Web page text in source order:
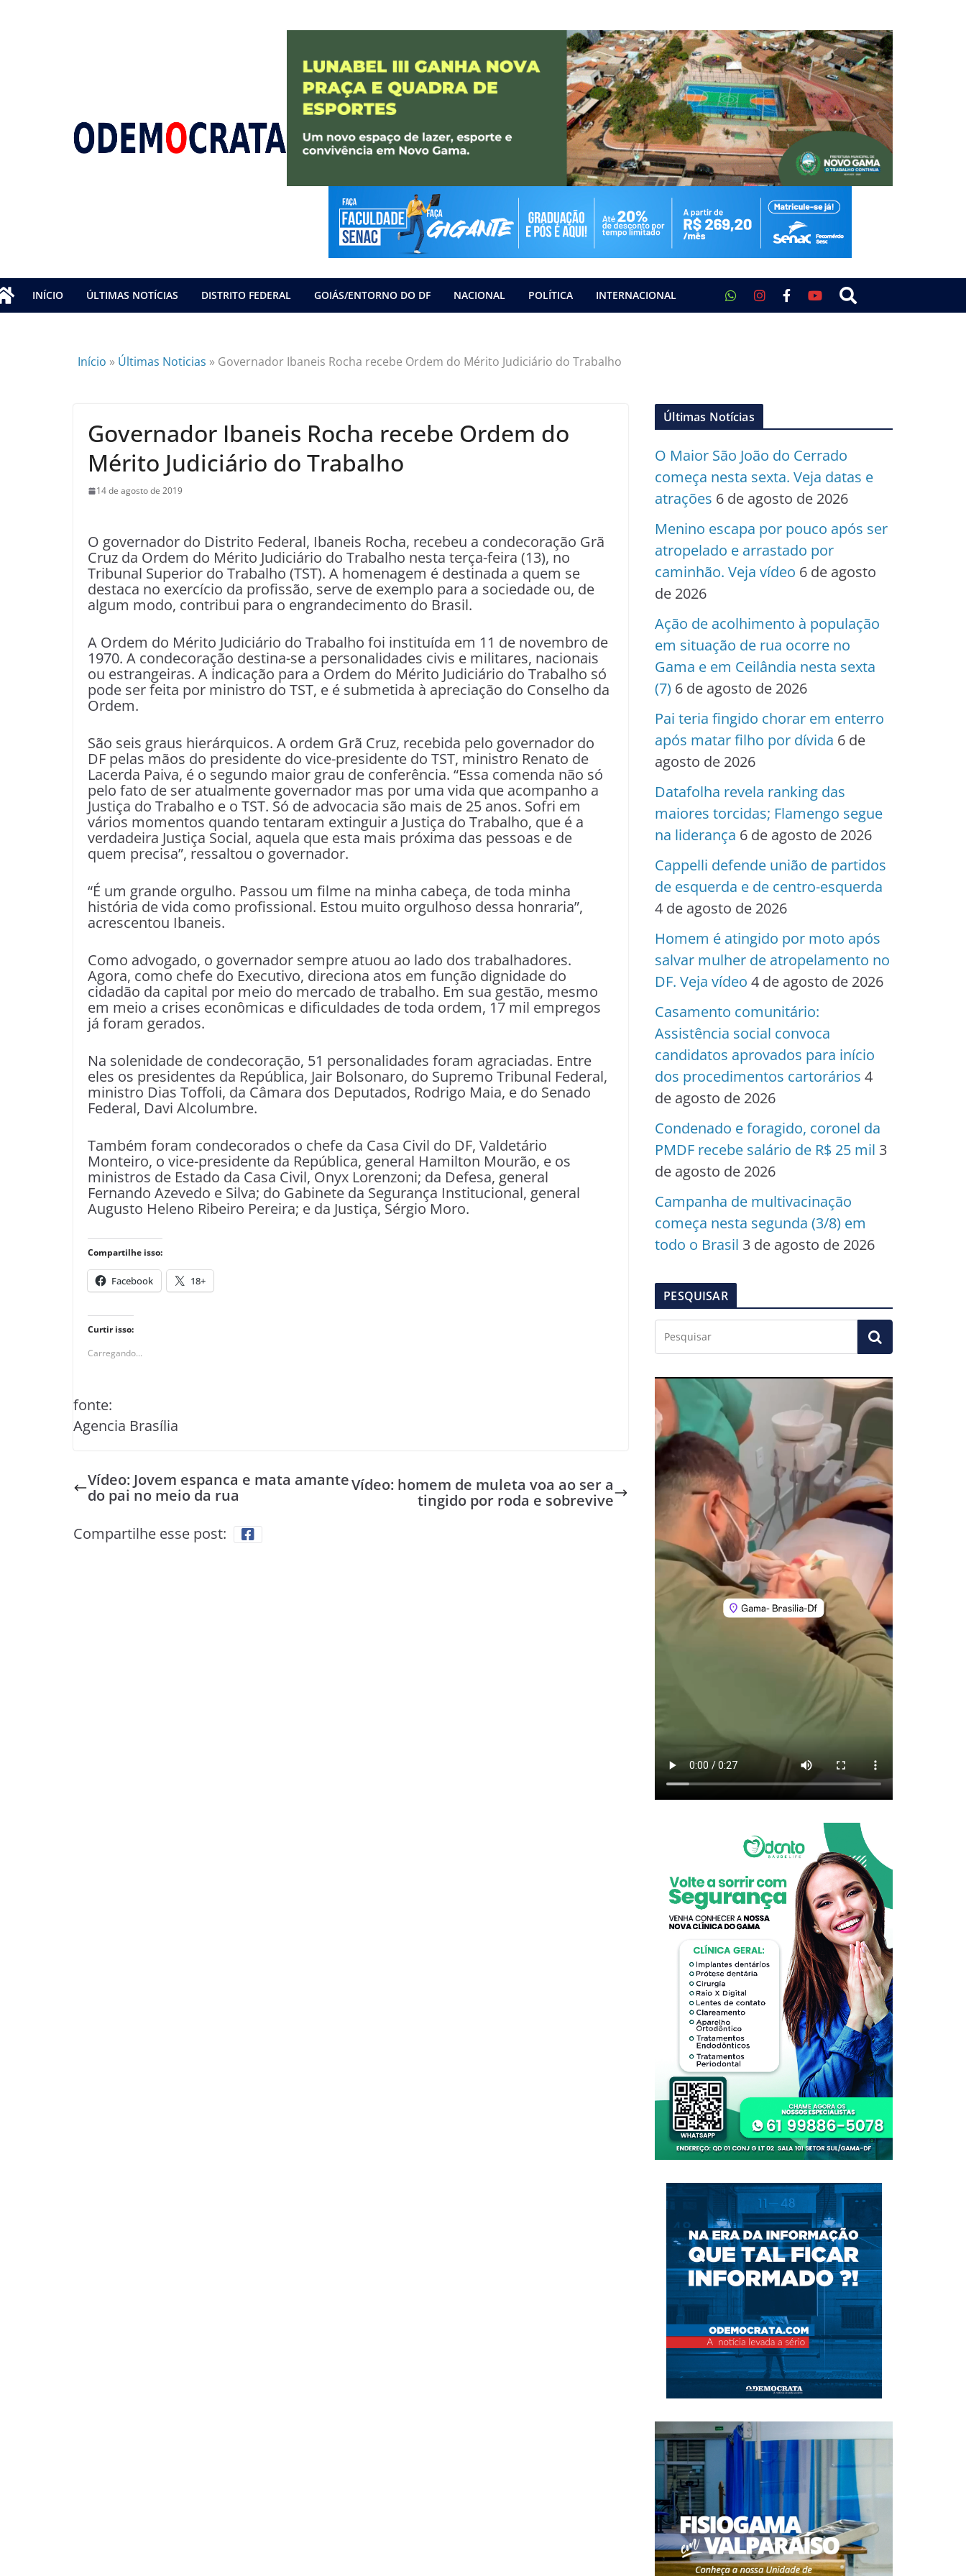
INÍCIO ÚLTIMAS NOTÍCIAS DISTRITO FEDERAL GOIÁS/ENTORNO DO DF NACIONAL POLÍTICA INTERNACIONAL
Início » Últimas Noticias » Governador Ibaneis Rocha recebe Ordem do Mérito Judiciário do Trabalho
Governador Ibaneis Rocha recebe Ordem do
Mérito Judiciário do Trabalho
14 de agosto de 2019
O governador do Distrito Federal, Ibaneis Rocha, recebeu a condecoração Grã
Cruz da Ordem do Mérito Judiciário do Trabalho nesta terça-feira (13), no
Tribunal Superior do Trabalho (TST). A homenagem é destinada a quem se
destaca no exercício da profissão, serve de exemplo para a sociedade ou, de
algum modo, contribui para o engrandecimento do Brasil.
A Ordem do Mérito Judiciário do Trabalho foi instituída em 11 de novembro de
1970. A condecoração destina-se a personalidades civis e militares, nacionais
ou estrangeiras. A indicação para a Ordem do Mérito Judiciário do Trabalho só
pode ser feita por ministro do TST, e é submetida à apreciação do Conselho da
Ordem.
São seis graus hierárquicos. A ordem Grã Cruz, recebida pelo governador do
DF pelas mãos do presidente do vice-presidente do TST, ministro Renato de
Lacerda Paiva, é o segundo maior grau de conferência. “Essa comenda não só
pelo fato de ser atualmente governador mas por uma vida que acompanho a
Justiça do Trabalho e o TST. Só de advocacia são mais de 25 anos. Sofri em
vários momentos quando tentaram extinguir a Justiça do Trabalho, que é a
verdadeira Justiça Social, aquela que esta mais próxima das pessoas e de
quem precisa”, ressaltou o governador.
“É um grande orgulho. Passou um filme na minha cabeça, de toda minha
história de vida como profissional. Estou muito orgulhoso dessa honraria”,
acrescentou Ibaneis.
Como advogado, o governador sempre atuou ao lado dos trabalhadores.
Agora, como chefe do Executivo, direciona atos em função dignidade do
cidadão da capital por meio do mercado de trabalho. Em sua gestão, mesmo
em meio a crises econômicas e dificuldades de toda ordem, 17 mil empregos
já foram gerados.
Na solenidade de condecoração, 51 personalidades foram agraciadas. Entre
eles os presidentes da República, Jair Bolsonaro, do Supremo Tribunal Federal,
ministro Dias Toffoli, da Câmara dos Deputados, Rodrigo Maia, e do Senado
Federal, Davi Alcolumbre.
Também foram condecorados o chefe da Casa Civil do DF, Valdetário
Monteiro, o vice-presidente da República, general Hamilton Mourão, e os
ministros de Estado da Casa Civil, Onyx Lorenzoni; da Defesa, general
Fernando Azevedo e Silva; do Gabinete da Segurança Institucional, general
Augusto Heleno Ribeiro Pereira; e da Justiça, Sérgio Moro.
Compartilhe isso:
Facebook 18+
Curtir isso:
Carregando...
fonte:
Agencia Brasília
Vídeo: Jovem espanca e mata amante
do pai no meio da rua
Vídeo: homem de muleta voa ao ser a
tingido por roda e sobrevive
Compartilhe esse post:
Últimas Notícias
O Maior São João do Cerrado
começa nesta sexta. Veja datas e
atrações 6 de agosto de 2026
Menino escapa por pouco após ser
atropelado e arrastado por
caminhão. Veja vídeo 6 de agosto
de 2026
Ação de acolhimento à população
em situação de rua ocorre no
Gama e em Ceilândia nesta sexta
(7) 6 de agosto de 2026
Pai teria fingido chorar em enterro
após matar filho por dívida 6 de
agosto de 2026
Datafolha revela ranking das
maiores torcidas; Flamengo segue
na liderança 6 de agosto de 2026
Cappelli defende união de partidos
de esquerda e de centro-esquerda
4 de agosto de 2026
Homem é atingido por moto após
salvar mulher de atropelamento no
DF. Veja vídeo 4 de agosto de 2026
Casamento comunitário:
Assistência social convoca
candidatos aprovados para início
dos procedimentos cartorários 4
de agosto de 2026
Condenado e foragido, coronel da
PMDF recebe salário de R$ 25 mil 3
de agosto de 2026
Campanha de multivacinação
começa nesta segunda (3/8) em
todo o Brasil 3 de agosto de 2026
PESQUISAR